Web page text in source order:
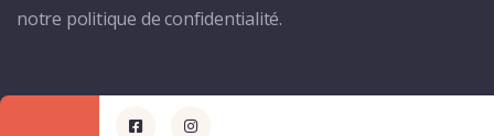
notre politique de confidentialité.